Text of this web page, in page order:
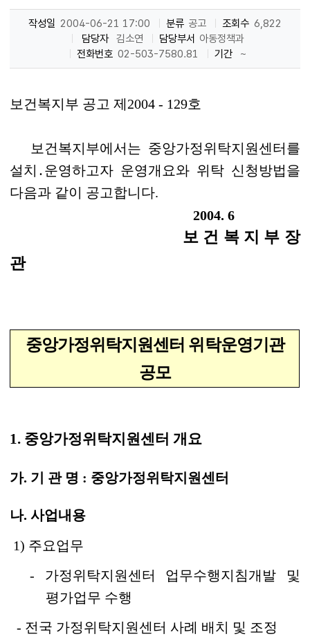
작성일 2004-06-21 17:00 분류 공고 조회수 6,822
담당자 김소연 담당부서 아동정책과
전화번호 02-503-7580.81 기간 ~
보건복지부 공고 제2004 - 129호
보건복지부에서는 중앙가정위탁지원센터를
설치․운영하고자 운영개요와 위탁 신청방법을
다음과 같이 공고합니다.
2004. 6
보 건 복 지 부 장
관
중앙가정위탁지원센터 위탁운영기관
공모
1. 중앙가정위탁지원센터 개요
가. 기 관 명 : 중앙가정위탁지원센터
나. 사업내용
1) 주요업무
- 가정위탁지원센터 업무수행지침개발 및
평가업무 수행
- 전국 가정위탁지원센터 사례 배치 및 조정